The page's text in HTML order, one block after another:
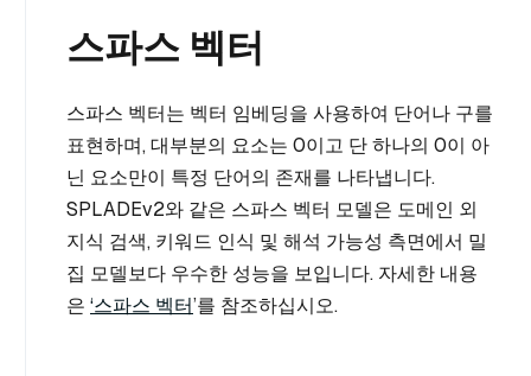
스파스 벡터
스파스 벡터는 벡터 임베딩을 사용하여 단어나 구를
표현하며, 대부분의 요소는 0이고 단 하나의 0이 아
닌 요소만이 특정 단어의 존재를 나타냅니다.
SPLADEv2와 같은 스파스 벡터 모델은 도메인 외
지식 검색, 키워드 인식 및 해석 가능성 측면에서 밀
집 모델보다 우수한 성능을 보입니다. 자세한 내용
은 ‘스파스 벡터’를 참조하십시오.